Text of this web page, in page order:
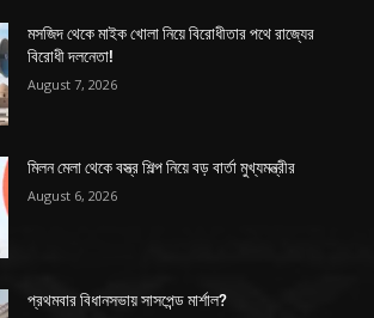
মসজিদ থেকে মাইক খোলা নিয়ে বিরোধীতার পথে রাজ্যের
বিরোধী দলনেতা!
August 7, 2026
মিলন মেলা থেকে বস্ত্র শিল্প নিয়ে বড় বার্তা মুখ্যমন্ত্রীর
August 6, 2026
প্রথমবার বিধানসভায় সাসপেন্ড মার্শাল?